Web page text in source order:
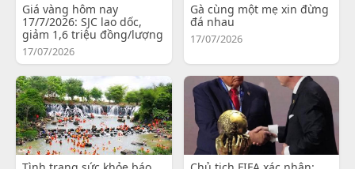
Giá vàng hôm nay
17/7/2026: SJC lao dốc,
giảm 1,6 triệu đồng/lượng
17/07/2026
Gà cùng một mẹ xin đừng
đá nhau
17/07/2026